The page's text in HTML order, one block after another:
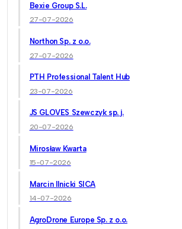
Bexie Group S.L.
27-07-2026
Northon Sp. z o.o.
27-07-2026
PTH Professional Talent Hub
23-07-2026
JS GLOVES Szewczyk sp. j.
20-07-2026
Mirosław Kwarta
15-07-2026
Marcin Ilnicki SICA
14-07-2026
AgroDrone Europe Sp. z o.o.